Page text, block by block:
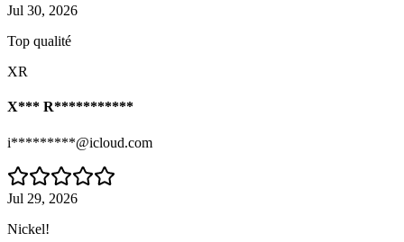
Jul 30, 2026
Top qualité
XR
X*** R***********
i*********@icloud.com
Jul 29, 2026
Nickel!